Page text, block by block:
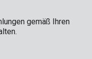
gemäß Ihren